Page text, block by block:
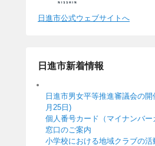
日進市公式ウェブサイトへ
日進市新着情報
日進市男女平等推進審議会の
月25日)
個人番号カード（マイナンバ
窓口のご案内
小学校における地域クラブの活